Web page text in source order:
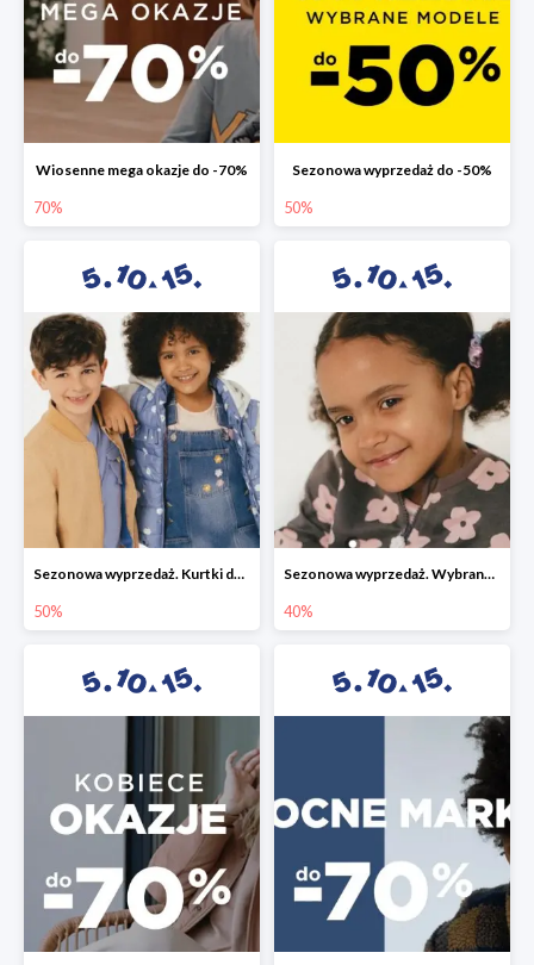
Wiosenne mega okazje do -70%
70%
Sezonowa wyprzedaż do -50%
50%
Sezonowa wyprzedaż. Kurtki do -50%
50%
Sezonowa wyprzedaż. Wybrane modele do -40%
40%